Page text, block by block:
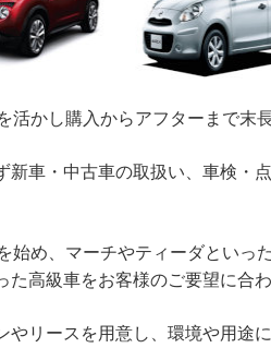
かし購入からアフターまで末
車・中古車の取扱い、車検・
め、マーチやティーダといっ
高級車をお客様のご要望に合
リースを用意し、環境や用途